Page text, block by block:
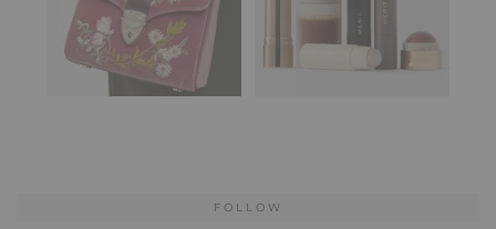
FOLLOW